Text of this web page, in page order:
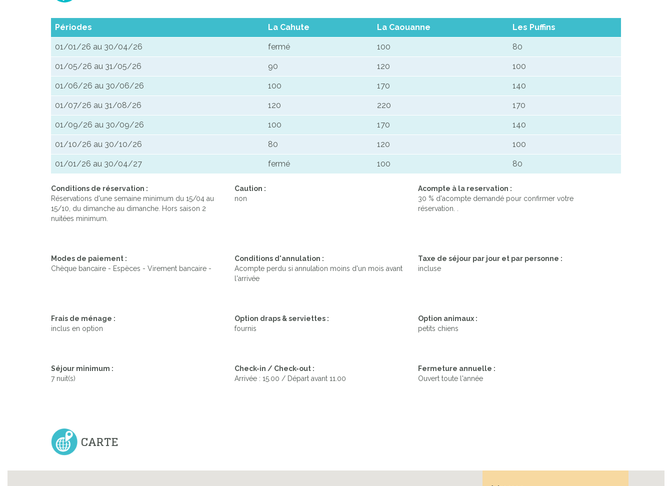
Périodes La Cahute La Caouanne Les Puffins
01/01/26 au 30/04/26 fermé 100 80
01/05/26 au 31/05/26 90 120 100
01/06/26 au 30/06/26 100 170 140
01/07/26 au 31/08/26 120 220 170
01/09/26 au 30/09/26 100 170 140
01/10/26 au 30/10/26 80 120 100
01/01/26 au 30/04/27 fermé 100 80
Conditions de réservation :
Réservations d'une semaine minimum du 15/04 au
15/10, du dimanche au dimanche. Hors saison 2
nuitées minimum.
Caution :
non
Acompte à la reservation :
30 % d'acompte demandé pour confirmer votre
réservation. .
Modes de paiement :
Chèque bancaire - Espèces - Virement bancaire -
Conditions d'annulation :
Acompte perdu si annulation moins d'un mois avant
l'arrivée
Taxe de séjour par jour et par personne :
incluse
Frais de ménage :
inclus en option
Option draps & serviettes :
fournis
Option animaux :
petits chiens
Séjour minimum :
7 nuit(s)
Check-in / Check-out :
Arrivée : 15.00 / Départ avant 11.00
Fermeture annuelle :
Ouvert toute l'année
CARTE